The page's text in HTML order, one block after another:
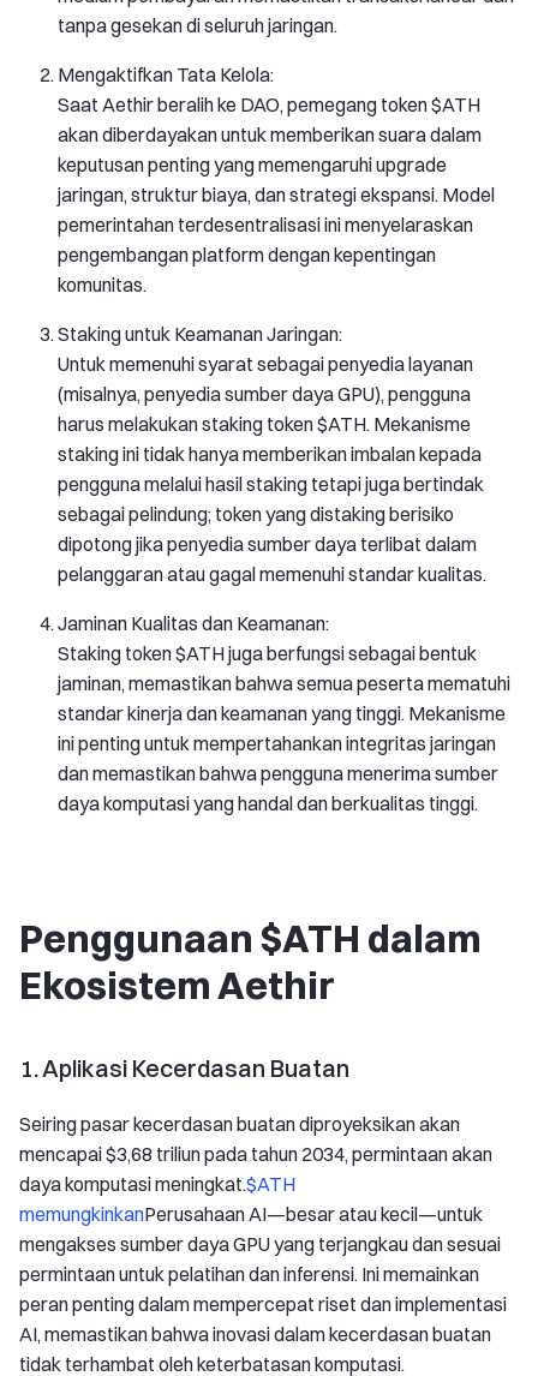
tanpa gesekan di seluruh jaringan.
Mengaktifkan Tata Kelola:
Saat Aethir beralih ke DAO, pemegang token $ATH
akan diberdayakan untuk memberikan suara dalam
keputusan penting yang memengaruhi upgrade
jaringan, struktur biaya, dan strategi ekspansi. Model
pemerintahan terdesentralisasi ini menyelaraskan
pengembangan platform dengan kepentingan
komunitas.
Staking untuk Keamanan Jaringan:
Untuk memenuhi syarat sebagai penyedia layanan
(misalnya, penyedia sumber daya GPU), pengguna
harus melakukan staking token $ATH. Mekanisme
staking ini tidak hanya memberikan imbalan kepada
pengguna melalui hasil staking tetapi juga bertindak
sebagai pelindung; token yang distaking berisiko
dipotong jika penyedia sumber daya terlibat dalam
pelanggaran atau gagal memenuhi standar kualitas.
Jaminan Kualitas dan Keamanan:
Staking token $ATH juga berfungsi sebagai bentuk
jaminan, memastikan bahwa semua peserta mematuhi
standar kinerja dan keamanan yang tinggi. Mekanisme
ini penting untuk mempertahankan integritas jaringan
dan memastikan bahwa pengguna menerima sumber
daya komputasi yang handal dan berkualitas tinggi.
Penggunaan $ATH dalam
Ekosistem Aethir
1. Aplikasi Kecerdasan Buatan
Seiring pasar kecerdasan buatan diproyeksikan akan
mencapai $3,68 triliun pada tahun 2034, permintaan akan
daya komputasi meningkat.$ATH
memungkinkanPerusahaan AI—besar atau kecil—untuk
mengakses sumber daya GPU yang terjangkau dan sesuai
permintaan untuk pelatihan dan inferensi. Ini memainkan
peran penting dalam mempercepat riset dan implementasi
AI, memastikan bahwa inovasi dalam kecerdasan buatan
tidak terhambat oleh keterbatasan komputasi.